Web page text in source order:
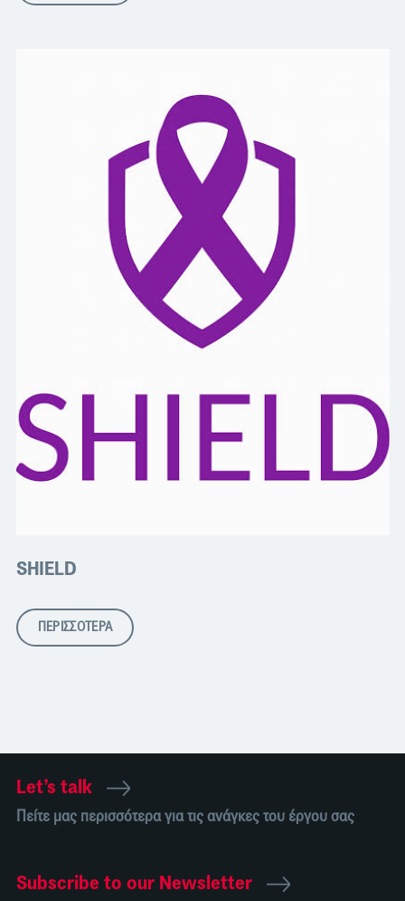
SHIELD
ΠΕΡΙΣΣΟΤΕΡΑ
Let’s talk
Πείτε μας περισσότερα για τις ανάγκες του έργου σας
Subscribe to our Newsletter